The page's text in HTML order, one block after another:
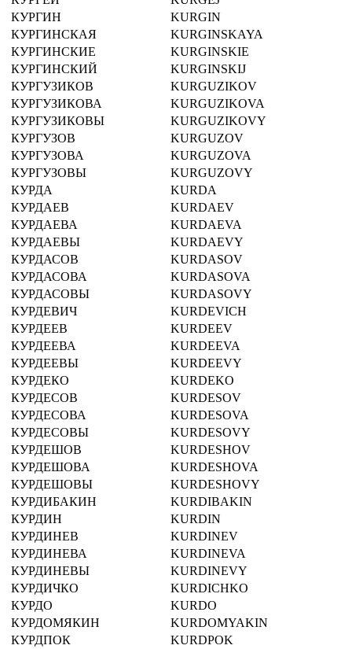
КУРГИН
KURGIN
КУРГИНСКАЯ
KURGINSKAYA
КУРГИНСКИЕ
KURGINSKIE
КУРГИНСКИЙ
KURGINSKIJ
КУРГУЗИКОВ
KURGUZIKOV
КУРГУЗИКОВА
KURGUZIKOVA
КУРГУЗИКОВЫ
KURGUZIKOVY
КУРГУЗОВ
KURGUZOV
КУРГУЗОВА
KURGUZOVA
КУРГУЗОВЫ
KURGUZOVY
КУРДА
KURDA
КУРДАЕВ
KURDAEV
КУРДАЕВА
KURDAEVA
КУРДАЕВЫ
KURDAEVY
КУРДАСОВ
KURDASOV
КУРДАСОВА
KURDASOVA
КУРДАСОВЫ
KURDASOVY
КУРДЕВИЧ
KURDEVICH
КУРДЕЕВ
KURDEEV
КУРДЕЕВА
KURDEEVA
КУРДЕЕВЫ
KURDEEVY
КУРДЕКО
KURDEKO
КУРДЕСОВ
KURDESOV
КУРДЕСОВА
KURDESOVA
КУРДЕСОВЫ
KURDESOVY
КУРДЕШОВ
KURDESHOV
КУРДЕШОВА
KURDESHOVA
КУРДЕШОВЫ
KURDESHOVY
КУРДИБАКИН
KURDIBAKIN
КУРДИН
KURDIN
КУРДИНЕВ
KURDINEV
КУРДИНЕВА
KURDINEVA
КУРДИНЕВЫ
KURDINEVY
КУРДИЧКО
KURDICHKO
КУРДО
KURDO
КУРДОМЯКИН
KURDOMYAKIN
КУРДПОК
KURDPOK